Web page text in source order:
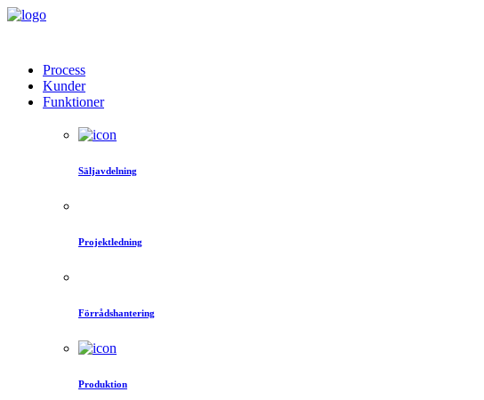
Process
Kunder
Funktioner
Säljavdelning
Projektledning
Förrådshantering
Produktion